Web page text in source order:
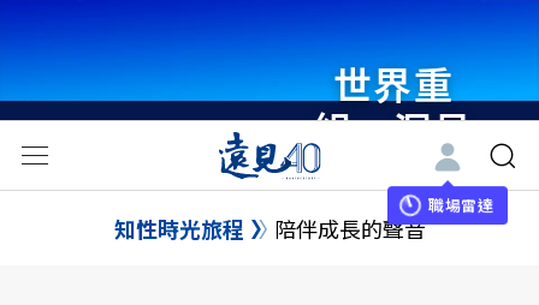
世界重
組・洞見
未來 與
世界領袖
職場雷達
知性時光旅程 陪伴成長的聲音